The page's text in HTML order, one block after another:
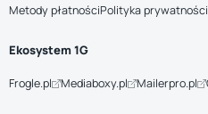
Metody płatnościPolityka prywatności
Ekosystem 1G
Frogle.pl Mediaboxy.pl Mailerpro.pl